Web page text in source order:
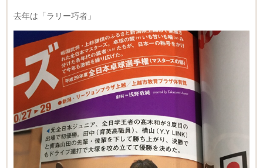
去年は「ラリー巧者」